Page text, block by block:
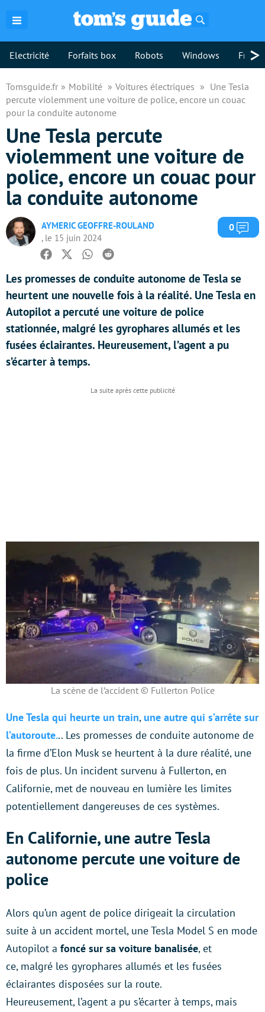
Electricité Forfaits box Robots Windows >
Tomsguide.fr Mobilité Voitures électriques
Une Tesla
percute violemment une voiture de police, encore un couac
pour la conduite autonome
Une Tesla percute
violemment une voiture de
police, encore un couac pour
la conduite autonome
AYMERIC GEOFFRE-ROULAND
, le 15 juin 2024
0
Facebook
TwitterWhatsapp
Reddit
Les promesses de conduite autonome de Tesla se
heurtent une nouvelle fois à la réalité. Une Tesla en
Autopilot a percuté une voiture de police
stationnée, malgré les gyrophares allumés et les
fusées éclairantes. Heureusement, l’agent a pu
s’écarter à temps.
La scène de l’accident © Fullerton Police
Une Tesla qui heurte un train, une autre qui s’arrête sur
l’autoroute... Les promesses de conduite autonome de
la firme d’Elon Musk se heurtent à la dure réalité, une
fois de plus. Un incident survenu à Fullerton, en
Californie, met de nouveau en lumière les limites
potentiellement dangereuses de ces systèmes.
En Californie, une autre Tesla
autonome percute une voiture de
police
Alors qu’un agent de police dirigeait la circulation
suite à un accident mortel, une Tesla Model S en mode
Autopilot a foncé sur sa voiture banalisée, et
ce, malgré les gyrophares allumés et les fusées
éclairantes disposées sur la route.
Heureusement, l’agent a pu s’écarter à temps, mais